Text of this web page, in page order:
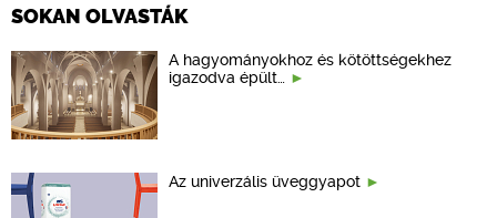
SOKAN OLVASTÁK
A hagyományokhoz és kötöttségekhez
igazodva épült…
Az univerzális üveggyapot